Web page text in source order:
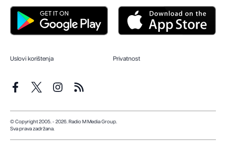
Uslovi korištenja Privatnost
© Copyright 2005. - 2026. Radio M Media Group.
Sva prava zadržana.